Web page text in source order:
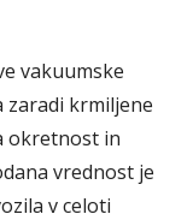
vakuumske
zaradi krmiljene
okretnost in
vrednost je
v celoti